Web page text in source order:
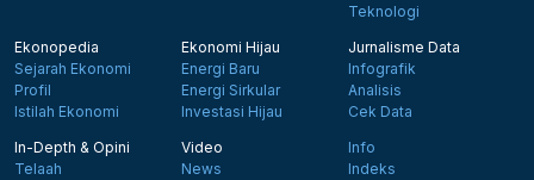
Teknologi
Ekonopedia
Sejarah Ekonomi
Profil
Istilah Ekonomi
Ekonomi Hijau
Energi Baru
Energi Sirkular
Investasi Hijau
Jurnalisme Data
Infografik
Analisis
Cek Data
In-Depth & Opini
Telaah
Video
News
Info
Indeks